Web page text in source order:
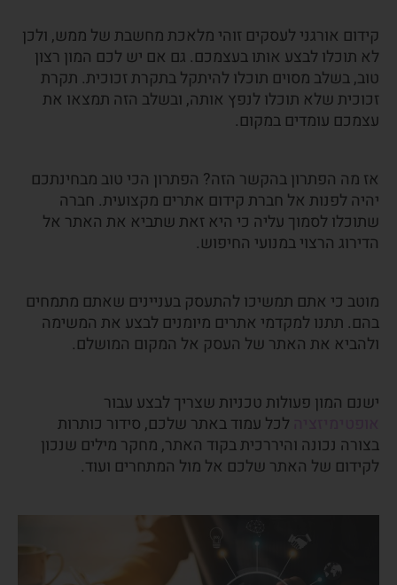
קידום אורגני לעסקים זוהי מלאכת מחשבת של ממש, ולכן
לא תוכלו לבצע אותו בעצמכם. גם אם יש לכם המון רצון
טוב, בשלב מסוים תוכלו להיתקל בתקרת זכוכית. תקרת
זכוכית שלא תוכלו לנפץ אותה, ובשלב הזה תמצאו את
עצמכם עומדים במקום.
אז מה הפתרון בהקשר הזה? הפתרון הכי טוב מבחינתכם
יהיה לפנות אל חברת קידום אתרים מקצועית. חברה
שתוכלו לסמוך עליה כי היא זאת שתביא את האתר אל
הדירוג הרצוי במנועי החיפוש.
מוטב כי אתם תמשיכו להתעסק בעניינים שאתם מתמחים
בהם. תתנו למקדמי אתרים מיומנים לבצע את המשימה
ולהביא את האתר של העסק אל המקום המושלם.
ישנם המון פעולות טכניות שצריך לבצע עבור
לכל עמוד באתר שלכם, סידור כותרות
בצורה נכונה והיררכית בקוד האתר, מחקר מילים שנכון
לקידום של האתר שלכם אל מול המתחרים ועוד.